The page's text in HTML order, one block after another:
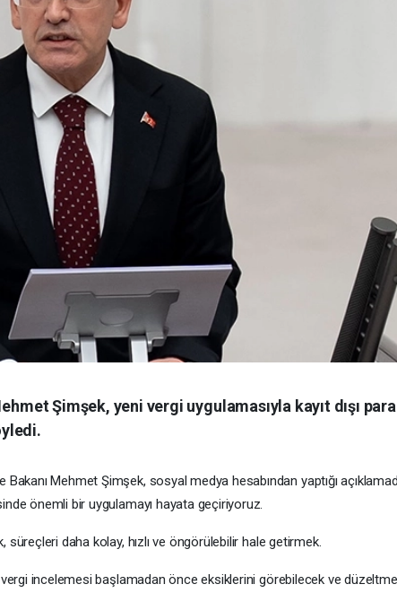
Şimşek, yeni vergi uygulamasıyla kayıt dışı para
Mehmet Şimşek, sosyal medya hesabından yaptığı
önemli bir uygulamayı hayata geçiriyoruz.
süreçleri daha kolay, hızlı ve öngörülebilir hale getirmek.
incelemesi başlamadan önce eksiklerini görebilecek ve düzeltme